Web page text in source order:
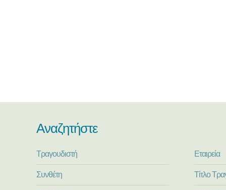
Αναζητήστε
Τραγουδιστή
Συνθέτη
Εταιρεία
Τίτλο